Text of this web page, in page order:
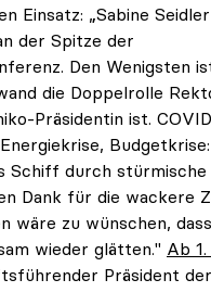
Einsatz: „Sabine
der Spitze der
Den Wenigsten
die Doppelrolle
Präsidentin ist.
Schiff durch stürmische
Dank für die wackere
wäre zu wünschen,
wieder glätten." Ab
Präsident